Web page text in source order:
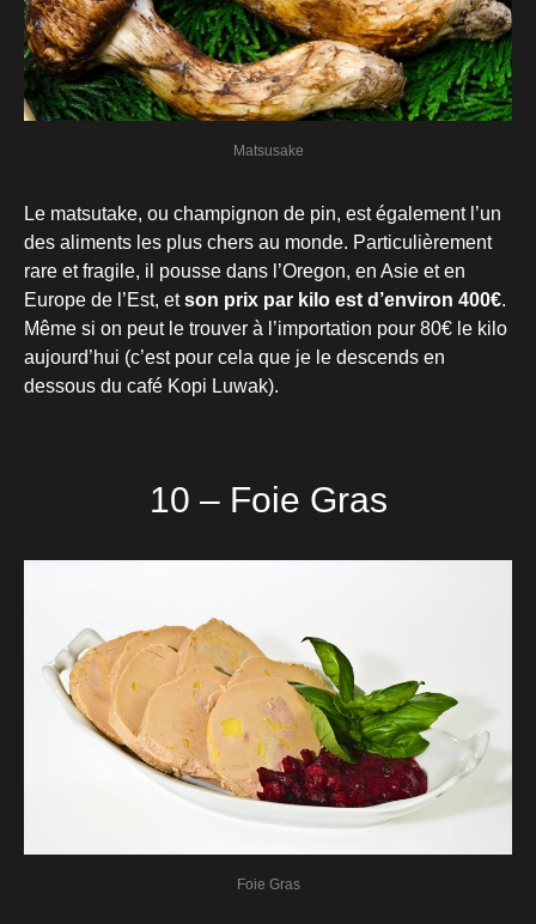
Matsusake
Le matsutake, ou champignon de pin, est également l’un
des aliments les plus chers au monde. Particulièrement
rare et fragile, il pousse dans l’Oregon, en Asie et en
Europe de l’Est, etson prix par kilo est d’environ 400€.
Même si on peut le trouver à l’importation pour 80€ le kilo
aujourd’hui (c’est pour cela que je le descends en
dessous du café Kopi Luwak).
10 – Foie Gras
Foie Gras